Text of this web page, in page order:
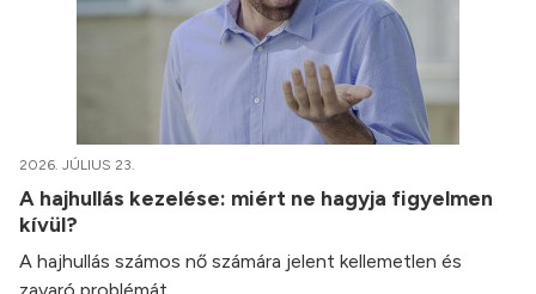
2026. JÚLIUS 23.
A hajhullás kezelése: miért ne hagyja figyelmen
kívül?
A hajhullás számos nő számára jelent kellemetlen és